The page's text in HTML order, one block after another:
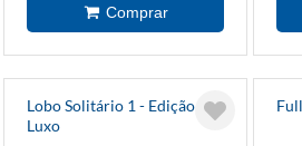
Lobo Solitário 1 - Edição
Luxo